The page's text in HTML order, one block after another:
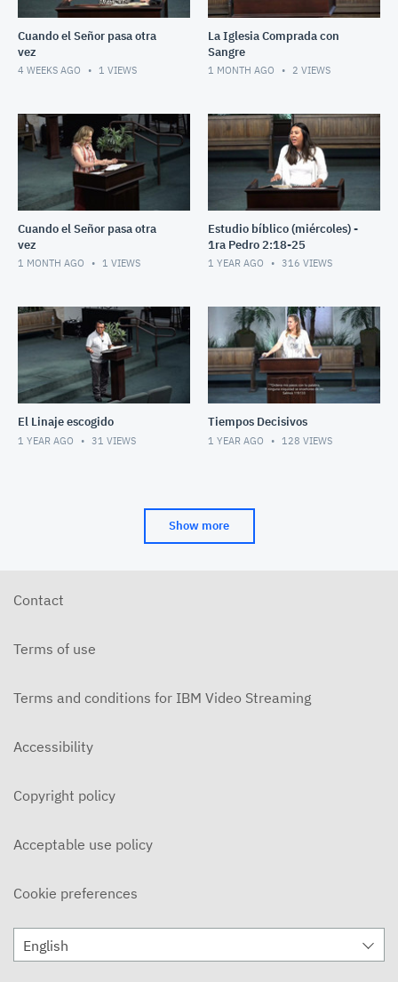
Cuando el Señor pasa otra
vez
4 WEEKS AGO 1 VIEWS
La Iglesia Comprada con
Sangre
1 MONTH AGO 2 VIEWS
Cuando el Señor pasa otra
vez
1 MONTH AGO 1 VIEWS
Estudio bíblico (miércoles) -
1ra Pedro 2:18-25
1 YEAR AGO 316 VIEWS
El Linaje escogido
1 YEAR AGO 31 VIEWS
Tiempos Decisivos
1 YEAR AGO 128 VIEWS
Show more
Contact
Terms of use
Terms and conditions for IBM Video Streaming
Accessibility
Copyright policy
Acceptable use policy
Cookie preferences
English